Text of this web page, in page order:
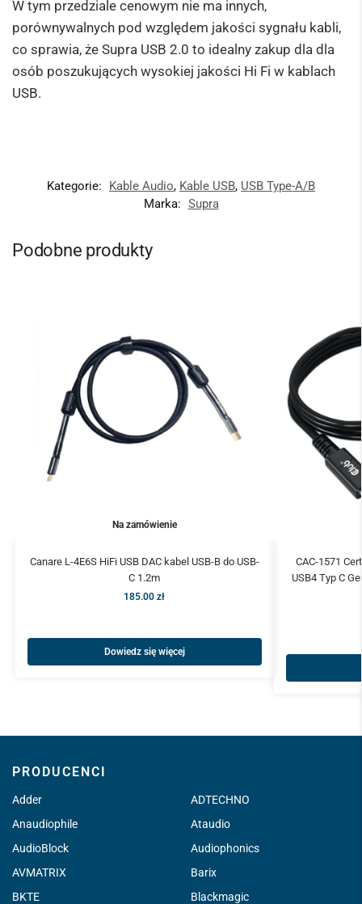
W tym przedziale cenowym nie ma innych,
porównywalnych pod względem jakości sygnału kabli,
co sprawia, że Supra USB 2.0 to idealny zakup dla dla
osób poszukujących wysokiej jakości Hi Fi w kablach
USB.
Kategorie: Kable Audio, Kable USB, USB Type-A/B
Marka: Supra
Podobne produkty
Na zamówienie
Canare L-4E6S HiFi USB DAC kabel USB-B do USB-
C 1.2m
185.00zł
Dowiedz się więcej
CAC-1571
USB4 Typ C
PRODUCENCI
Adder
ADTECHNO
Anaudiophile
Ataudio
AudioBlock
Audiophonics
AVMATRIX
Barix
BKTE
Blackmagic